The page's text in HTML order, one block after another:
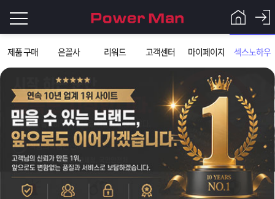
제품 구매 은꼴사 리워드 고객센터 마이페이지 섹스노하우
그
인
이
필
요
로
Q&A
파
입금확인이 안되는 상황을 대비해 꼭 입금후 고객센터 연락바랍니다.